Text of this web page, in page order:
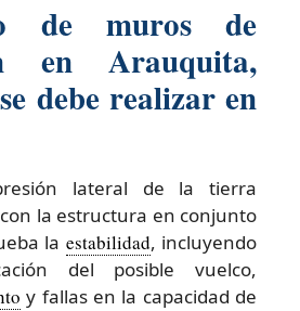
de muros de
en Arauquita,
debe realizar en
lateral de la tierra
la estructura en conjunto
la estabilidad, incluyendo
del posible vuelco,
y fallas en la capacidad de